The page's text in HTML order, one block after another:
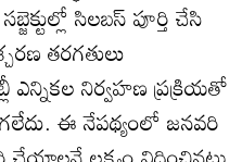
సిలబస్‌ పూర్తి చేసి
తరగతులు
ఎన్నికల నిర్వహణ ప్రక్రియతో
ఈ నేపథ్యంలో జనవరి